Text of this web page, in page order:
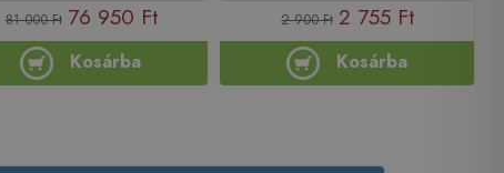
81 000 Ft 76 950 Ft
Kosárba
2 900 Ft 2 755 Ft
Kosárba